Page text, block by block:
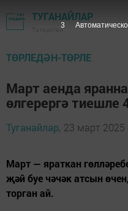
ТУГАНАЙЛАР
Татарстан
ТӨРЛЕДӘН-ТӨРЛЕ
Март аенда
өлгерергә тиешле
Туганайлар, 23 март 2025
Март — яраткан
җәй буе чәчәк атсын
торган ай.
2